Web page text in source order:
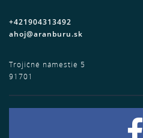
+421904313492
ahoj@aranburu.sk
Trojičné námestie 5
91701